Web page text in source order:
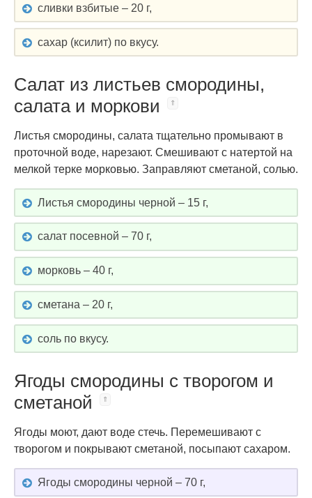
сливки взбитые – 20 г,
сахар (ксилит) по вкусу.
Салат из листьев смородины,
салата и моркови
Листья смородины, салата тщательно промывают в
проточной воде, нарезают. Смешивают с натертой на
мелкой терке морковью. Заправляют сметаной, солью.
Листья смородины черной – 15 г,
салат посевной – 70 г,
морковь – 40 г,
сметана – 20 г,
соль по вкусу.
Ягоды смородины с творогом и
сметаной
Ягоды моют, дают воде стечь. Перемешивают с
творогом и покрывают сметаной, посыпают сахаром.
Ягоды смородины черной – 70 г,